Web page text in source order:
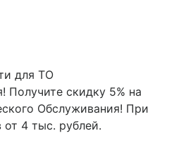
для ТО
Получите скидку 5% на
Обслуживания! При
от 4 тыс. рублей.